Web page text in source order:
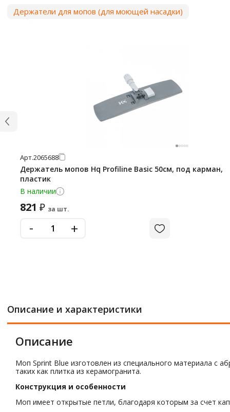
Держатели для мопов (для моющей насадки)
Арт.2065688
Держатель мопов Hq Profiline Basic 50см, под карман,
пластик
В наличии
821 ₽ за шт.
- +
Описание и характеристики
Описание
Моп Sprint Blue изготовлен из специального материала с
таких как плитка из керамогранита.
Конструкция и особенности
Моп имеет открытые петли, благодаря которым за счет